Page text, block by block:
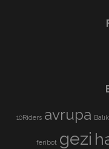
10Riders avrupa
feribot gezi